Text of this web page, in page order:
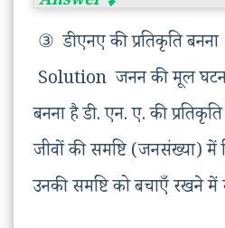
③ डीएनए की प्रतिकृति बनना
Solution जनन की मूल घटना
बनना है डी. एन. ए. की प्रतिकृति
जीवों की समष्टि (जनसंख्या) में
उनकी समष्टि को बचाएँ रखने